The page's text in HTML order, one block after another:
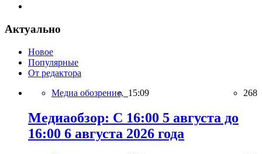
Актуально
Новое
Популярные
От редактора
Медиа обозрение, 15:09 268
Медиаобзор: С 16:00 5 августа до
16:00 6 августа 2026 года